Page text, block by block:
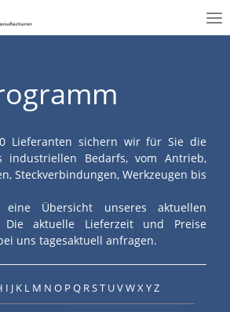
Lieferanten sichern wir für Sie die
industriellen Bedarfs, vom Antrieb,
Steckverbindungen, Werkzeugen bis
Übersicht unseres aktuellen
Die aktuelle Lieferzeit und Preise
uns tagesaktuell anfragen.
I J K L M N O P Q RST UVWXYZ